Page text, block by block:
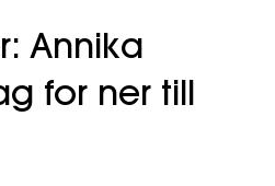
Annika
for ner till